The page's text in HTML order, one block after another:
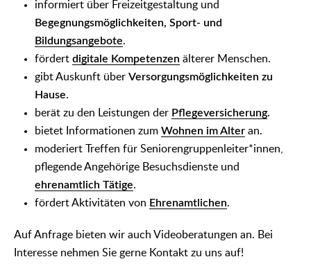
informiert über Freizeitgestaltung und
Begegnungsmöglichkeiten, Sport- und
Bildungsangebote.
fördert digitale Kompetenzen älterer Menschen.
gibt Auskunft über Versorgungsmöglichkeiten zu
Hause.
berät zu den Leistungen der Pflegeversicherung.
bietet Informationen zum Wohnen im Alter an.
moderiert Treffen für Seniorengruppenleiter*innen,
pflegende Angehörige Besuchsdienste und
ehrenamtlich Tätige.
fördert Aktivitäten von Ehrenamtlichen.
Auf Anfrage bieten wir auch Videoberatungen an. Bei
Interesse nehmen Sie gerne Kontakt zu uns auf!